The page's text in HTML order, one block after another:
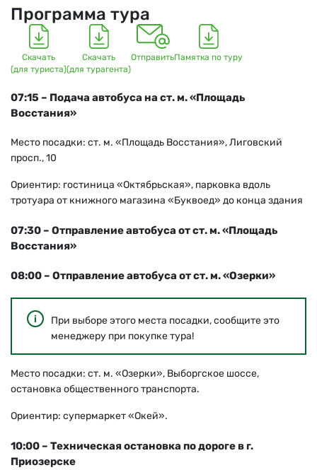
Программа тура
Скачать
(для туриста)
Скачать
(для турагента)
ОтправитьПамятка по туру
07:15 – Подача автобуса на ст. м. «Площадь
Восстания»
Место посадки: ст. м. «Площадь Восстания», Лиговский
просп., 10
Ориентир: гостиница «Октябрьская», парковка вдоль
тротуара от книжного магазина «Буквоед» до конца здания
07:30 – Отправление автобуса от ст. м. «Площадь
Восстания»
08:00 – Отправление автобуса от ст. м. «Озерки»
При выборе этого места посадки, сообщите это
менеджеру при покупке тура!
Место посадки: ст. м. «Озерки», Выборгское шоссе,
остановка общественного транспорта.
Ориентир: супермаркет «Окей».
10:00 – Техническая остановка по дороге в г.
Приозерске